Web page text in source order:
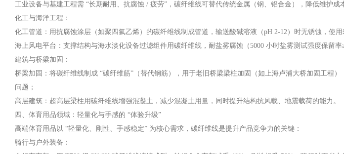
工业设备与基建工程需 “长期耐用、抗腐蚀 / 疲劳”，碳纤维线可替代传统金属（钢、铝合金），降低维护成
化工与海洋工程：
化工管道：用抗腐蚀涂层（如聚四氟乙烯）的碳纤维线制成管道，输送酸碱溶液（pH 2-12）时无锈蚀，使用
海上风电平台：支撑结构与海水淡化设备过滤组件用碳纤维线，耐盐雾腐蚀（5000 小时盐雾测试强度保留率
建筑与桥梁加固：
桥梁加固：将碳纤维线制成 “碳纤维筋”（替代钢筋），用于老旧桥梁梁柱加固（如上海卢浦大桥加固工程
问题；
高层建筑：超高层梁柱用碳纤维线增强混凝土，减少混凝土用量，同时提升结构抗风载、地震载荷的能力。
四、体育用品领域：轻量化与手感的 “体验升级”
高端体育用品以 “轻量化、刚性、手感稳定” 为核心需求，碳纤维线是提升产品竞争力的关键：
骑行与户外装备：